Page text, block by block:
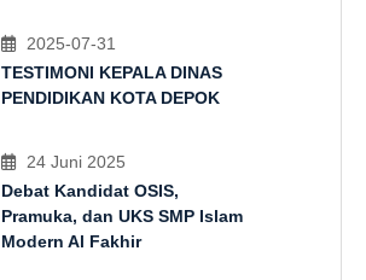
2025-07-31
TESTIMONI KEPALA DINAS
PENDIDIKAN KOTA DEPOK
24 Juni 2025
Debat Kandidat OSIS,
Pramuka, dan UKS SMP Islam
Modern Al Fakhir